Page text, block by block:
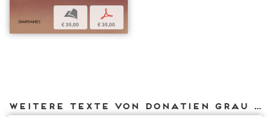
b
€ 35,00
p
€ 35,00
Weitere Texte von Donatien Grau bei DIAPHANES